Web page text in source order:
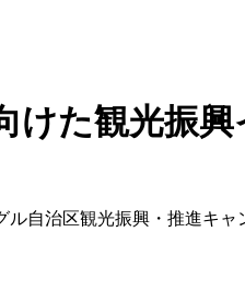
けた観光振
自治区観光振興・推進キ